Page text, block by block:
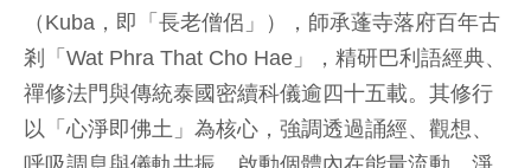
（Kuba，即「長老僧侶」），師承蓬寺落府百年古
剎「Wat Phra That Cho Hae」，精研巴利語經典、
禪修法門與傳統泰國密續科儀逾四十五載。其修行
以「心淨即佛土」為核心，強調透過誦經、觀想、